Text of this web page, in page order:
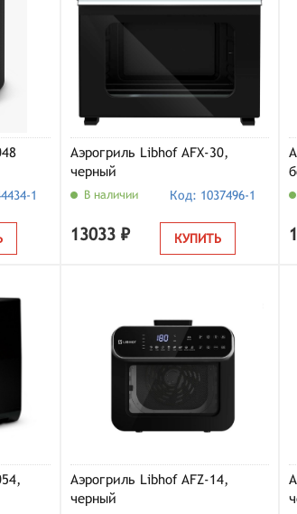
1
Аэрогриль Libhof AFX-30,
черный
В наличии Код: 1037496-1
13033 ₽ КУПИТЬ
Аэрогриль Libhof AFZ-14,
черный